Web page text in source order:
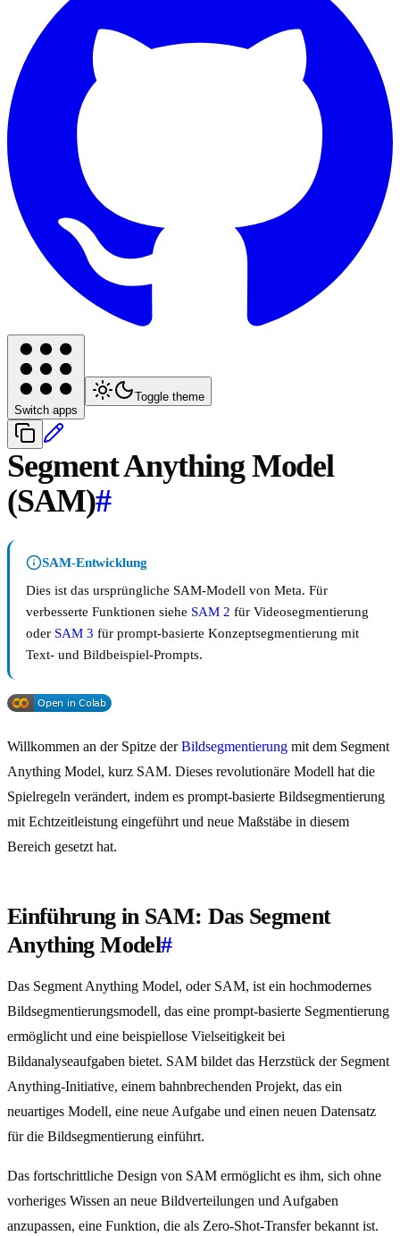
Switch apps
Toggle theme
Segment Anything Model
(SAM)#
SAM-Entwicklung
Dies ist das ursprüngliche SAM-Modell von Meta. Für
verbesserte Funktionen siehe SAM 2 für Videosegmentierung
oder SAM 3 für prompt-basierte Konzeptsegmentierung mit
Text- und Bildbeispiel-Prompts.
Willkommen an der Spitze derBildsegmentierung mit dem Segment
Anything Model, kurz SAM. Dieses revolutionäre Modell hat die
Spielregeln verändert, indem es prompt-basierte Bildsegmentierung
mit Echtzeitleistung eingeführt und neue Maßstäbe in diesem
Bereich gesetzt hat.
Einführung in SAM: Das Segment
Anything Model#
Das Segment Anything Model, oder SAM, ist ein hochmodernes
Bildsegmentierungsmodell, das eine prompt-basierte Segmentierung
ermöglicht und eine beispiellose Vielseitigkeit bei
Bildanalyseaufgaben bietet. SAM bildet das Herzstück der Segment
Anything-Initiative, einem bahnbrechenden Projekt, das ein
neuartiges Modell, eine neue Aufgabe und einen neuen Datensatz
für die Bildsegmentierung einführt.
Das fortschrittliche Design von SAM ermöglicht es ihm, sich ohne
vorheriges Wissen an neue Bildverteilungen und Aufgaben
anzupassen, eine Funktion, die als Zero-Shot-Transfer bekannt ist.